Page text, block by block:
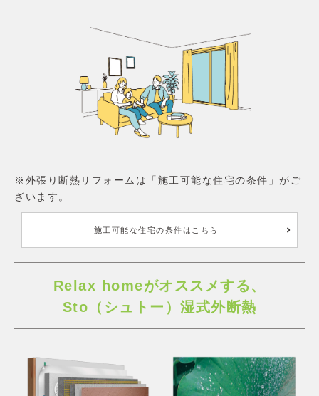
※外張り断熱リフォームは「施工可能な住宅の条件」がご
ざいます。
施工可能な住宅の条件はこちら
Relax homeがオススメする、
Sto（シュトー）湿式外断熱